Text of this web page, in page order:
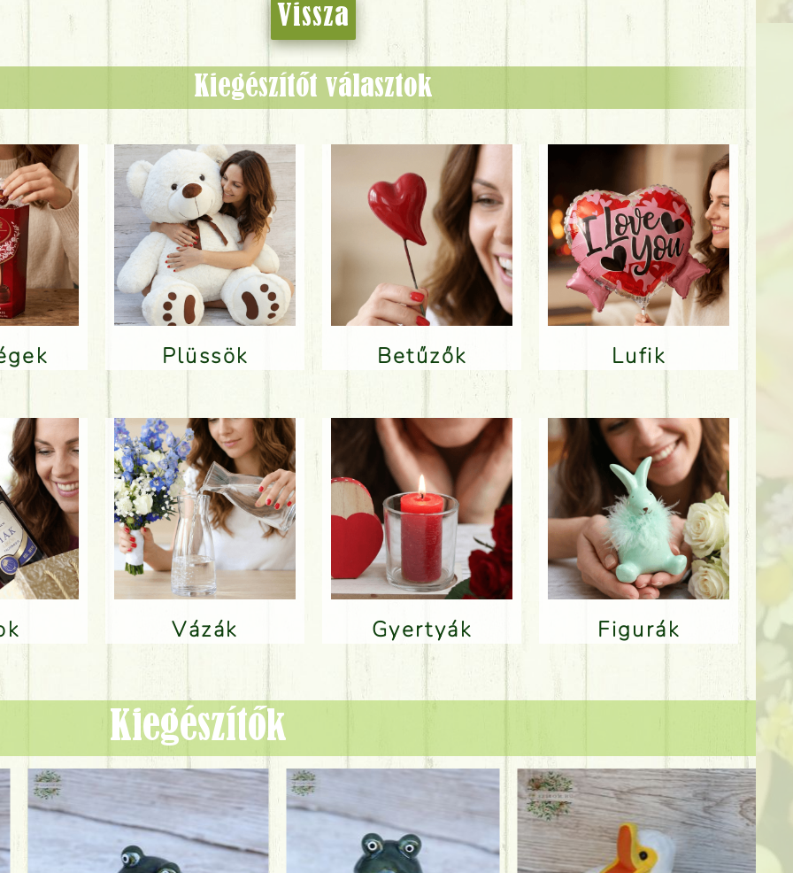
Vissza
Kiegészítőt választok
Plüssök Betűzők Lufik
Vázák Gyertyák Figurák
Kiegészítők